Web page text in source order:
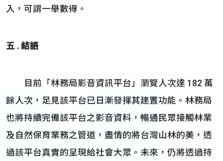
入，可謂一舉數得。
五 . 結語
目前「林務局影音資訊平台」瀏覽人次達 182 萬
餘人次，足見該平台已日漸發揮其建置功能。林務局
也將持續完備該平台之影音資料，暢通民眾接觸林業
及自然保育業務之管道，盡情的將台灣山林的美，透
過該平台真實的呈現給社會大眾。未來，仍將透過持